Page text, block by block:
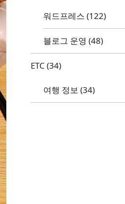
워드프레스 (122)
블로그 운영 (48)
ETC (34)
여행 정보 (34)